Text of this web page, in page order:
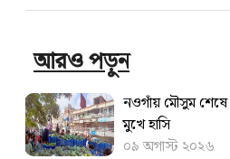
আরও পড়ুন
নওগাঁয় মৌসুম
মুখে হাসি
০৯ অগাস্ট ২০২৬